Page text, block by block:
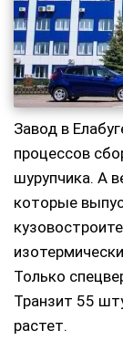
Завод в
процессов
шурупчика. А
которые
Только
Транзит 55
растет.